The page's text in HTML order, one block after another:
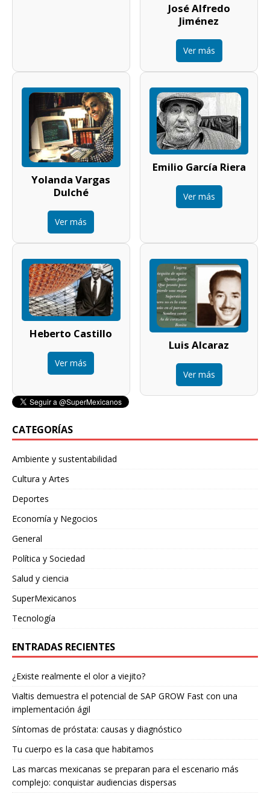
José Alfredo
Jiménez
Ver más
Yolanda Vargas
Dulché
Ver más
Emilio García Riera
Ver más
Heberto Castillo
Ver más
Luis Alcaraz
Ver más
CATEGORÍAS
Ambiente y sustentabilidad
Cultura y Artes
Deportes
Economía y Negocios
General
Política y Sociedad
Salud y ciencia
SuperMexicanos
Tecnología
ENTRADAS RECIENTES
¿Existe realmente el olor a viejito?
Vialtis demuestra el potencial de SAP GROW Fast con una
implementación ágil
Síntomas de próstata: causas y diagnóstico
Tu cuerpo es la casa que habitamos
Las marcas mexicanas se preparan para el escenario más
complejo: conquistar audiencias dispersas